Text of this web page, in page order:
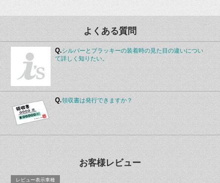
よくある質問
Q.シルバーとブラッキーの装着時の見た目の違いについ
て詳しく知りたい。
Q.領収書は発行できますか？
お客様レビュー
レビュー表示車種